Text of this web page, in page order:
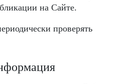
на Сайте.
проверять